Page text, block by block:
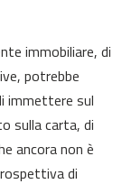
immobiliare, di
potrebbe
immettere sul
sulla carta, di
ancora non è
di